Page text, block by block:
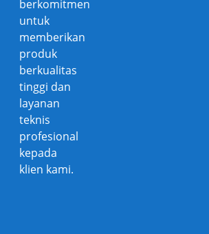
berkomitmen
untuk
memberikan
produk
berkualitas
tinggi dan
layanan
teknis
profesional
kepada
klien kami.